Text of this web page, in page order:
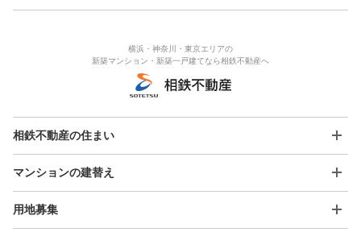
横浜・神奈川・東京エリアの
新築マンション・新築一戸建てなら相鉄不動産へ
相鉄不動産の住まい
マンションの建替え
用地募集